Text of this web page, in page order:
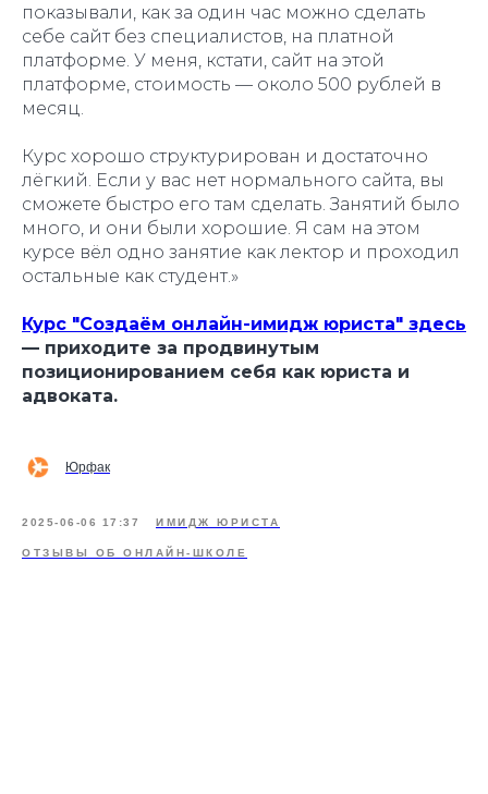
показывали, как за один час можно сделать
себе сайт без специалистов, на платной
платформе. У меня, кстати, сайт на этой
платформе, стоимость — около 500 рублей в
месяц.
Курс хорошо структурирован и достаточно
лёгкий. Если у вас нет нормального сайта, вы
сможете быстро его там сделать. Занятий было
много, и они были хорошие. Я сам на этом
курсе вёл одно занятие как лектор и проходил
остальные как студент.»
Курс "Создаём онлайн-имидж юриста" здесь
— приходите за продвинутым
позиционированием себя как юриста и
адвоката.
Юрфак
2025-06-06 17:37 ИМИДЖ ЮРИСТА
ОТЗЫВЫ ОБ ОНЛАЙН-ШКОЛЕ